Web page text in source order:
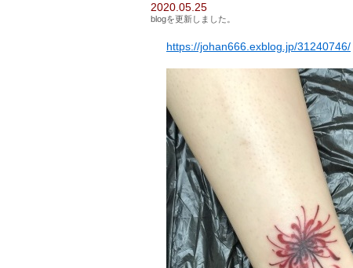
2020.05.25
blogを更新しました。
https://johan666.exblog.jp/31240746/